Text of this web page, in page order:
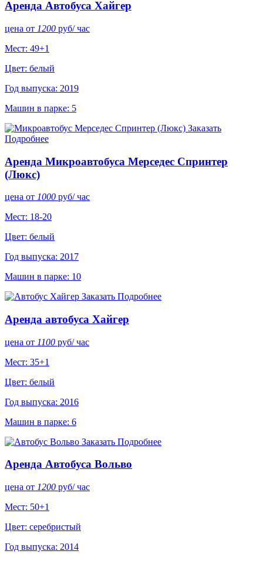
Аренда Автобуса Хайгер
цена от 1200 руб/ час
Мест: 49+1
Цвет: белый
Год выпуска: 2019
Машин в парке: 5
Заказать
Подробнее
Аренда Микроавтобуса Мерседес Спринтер
(Люкс)
цена от 1000 руб/ час
Мест: 18-20
Цвет: белый
Год выпуска: 2017
Машин в парке: 10
Заказать Подробнее
Аренда автобуса Хайгер
цена от 1100 руб/ час
Мест: 35+1
Цвет: белый
Год выпуска: 2016
Машин в парке: 6
Заказать Подробнее
Аренда Автобуса Вольво
цена от 1200 руб/ час
Мест: 50+1
Цвет: серебристый
Год выпуска: 2014